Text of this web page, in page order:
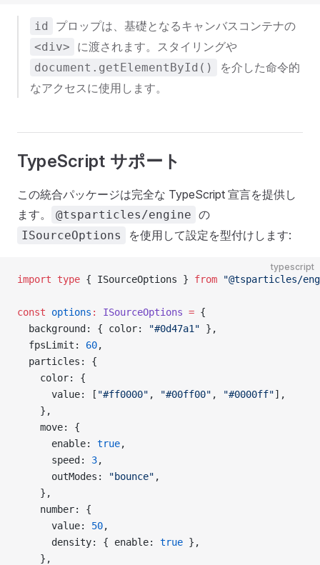
id プロップは、基礎となるキャンバスコンテナの
<div> に渡されます。スタイリングや
document.getElementById()
を介した命令的
なアクセスに使用します。
TypeScript サポート
この統合パッケージは完全な TypeScript 宣言を提供し
ます。
@tsparticles/engine の
ISourceOptions を使用して設定を型付けします:
typescript
import type { ISourceOptions } from "@tsparticles/
const options : ISourceOptions = {
  background: { color:
"#0d47a1" },
  fpsLimit:
60,
  particles: {
    color: {
      value: [
"#ff0000" , "#00ff00" , "#0000ff"],
    },
    move: {
      enable:
true,
      speed:
3,
      outModes:
"bounce" ,
    },
    number: {
      value:
50,
      density: { enable:
true },
    },